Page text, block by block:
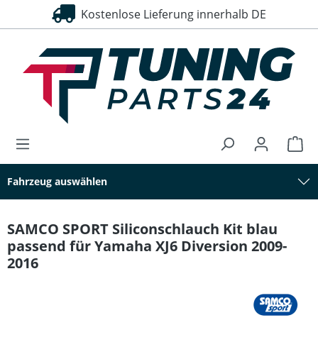
springen Kostenlose Lieferung innerhalb DE
Fahrzeug auswählen
SAMCO SPORT Siliconschlauch Kit blau
passend für Yamaha XJ6 Diversion 2009-
2016